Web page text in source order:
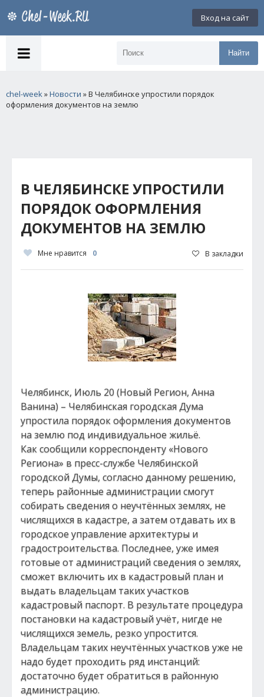
Вход на сайт
Найти
chel-week»Новости » В Челябинске упростили порядок
оформления документов на землю
В ЧЕЛЯБИНСКЕ УПРОСТИЛИ
ПОРЯДОК ОФОРМЛЕНИЯ
ДОКУМЕНТОВ НА ЗЕМЛЮ
Мне нравится 0 В закладки
Челябинск, Июль 20 (Новый Регион, Анна
Ванина) – Челябинская городская Дума
упростила порядок оформления документов
на землю под индивидуальное жильё.
Как сообщили корреспонденту «Нового
Региона» в пресс-службе Челябинской
городской Думы, согласно данному решению,
теперь районные администрации смогут
собирать сведения о неучтённых землях, не
числящихся в кадастре, а затем отдавать их в
городское управление архитектуры и
градостроительства. Последнее, уже имея
готовые от администраций сведения о землях,
сможет включить их в кадастровый план и
выдать владельцам таких участков
кадастровый паспорт. В результате процедура
постановки на кадастровый учёт, нигде не
числящихся земель, резко упростится.
Владельцам таких неучтённых участков уже не
надо будет проходить ряд инстанций:
достаточно будет обратиться в районную
администрацию.